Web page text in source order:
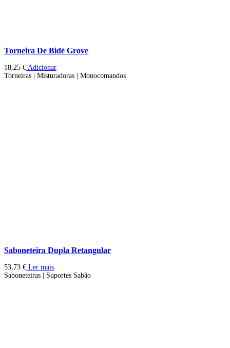
Torneira De Bidé Grove
18,25 € Adicionar
Torneiras | Misturadoras | Monocomandos
Saboneteira Dupla Retangular
53,73 € Ler mais
Saboneteiras | Suportes Sabão